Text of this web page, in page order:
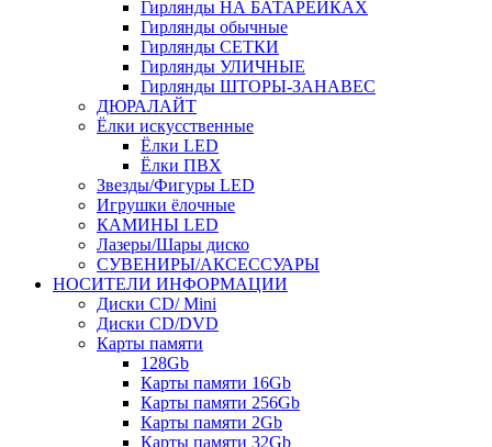
Гирлянды НА БАТАРЕЙКАХ
Гирлянды обычные
Гирлянды СЕТКИ
Гирлянды УЛИЧНЫЕ
Гирлянды ШТОРЫ-ЗАНАВЕС
ДЮРАЛАЙТ
Ёлки искусственные
Ёлки LED
Ёлки ПВХ
Звезды/Фигуры LED
Игрушки ёлочные
КАМИНЫ LED
Лазеры/Шары диско
СУВЕНИРЫ/АКСЕССУАРЫ
НОСИТЕЛИ ИНФОРМАЦИИ
Диски CD/ Mini
Диски CD/DVD
Карты памяти
128Gb
Карты памяти 16Gb
Карты памяти 256Gb
Карты памяти 2Gb
Карты памяти 32Gb